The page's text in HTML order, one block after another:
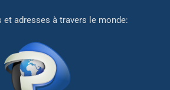
adresses à travers le monde: